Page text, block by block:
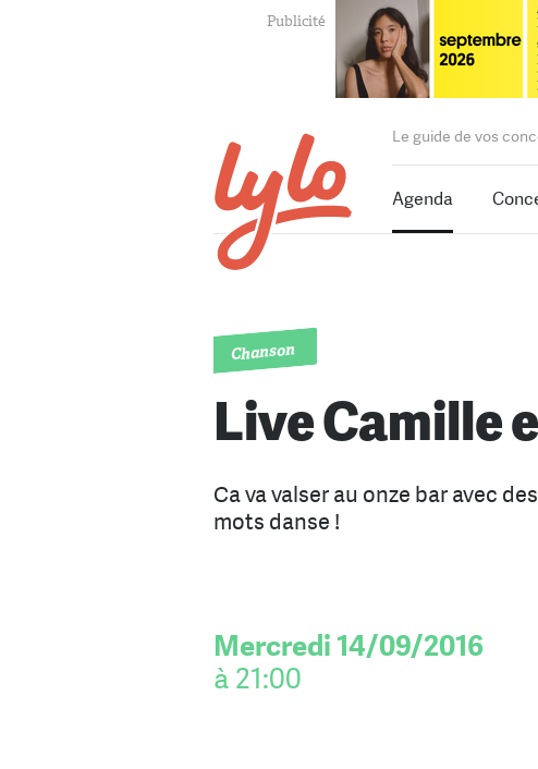
Le guide de vos
Agenda
Chanson
Live Camille
Ca va valser au onze bar avec
mots danse !
Mercredi 14/09/2016
à 21:00